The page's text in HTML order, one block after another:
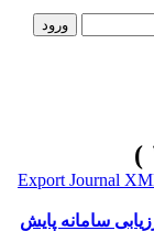
سامانه پایش